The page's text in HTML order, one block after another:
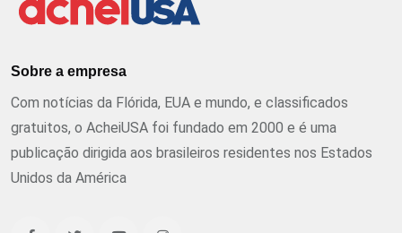
Sobre a empresa
Com notícias da Flórida, EUA e mundo, e classificados
gratuitos, o AcheiUSA foi fundado em 2000 e é uma
publicação dirigida aos brasileiros residentes nos Estados
Unidos da América